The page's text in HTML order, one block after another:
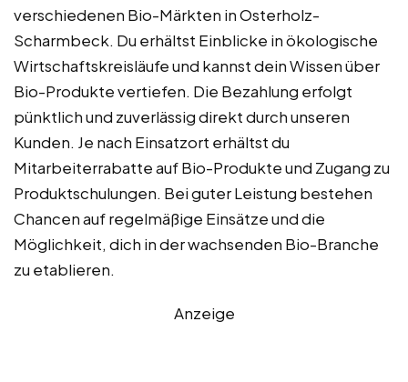
verschiedenen Bio-Märkten in Osterholz-
Scharmbeck. Du erhältst Einblicke in ökologische
Wirtschaftskreisläufe und kannst dein Wissen über
Bio-Produkte vertiefen. Die Bezahlung erfolgt
pünktlich und zuverlässig direkt durch unseren
Kunden. Je nach Einsatzort erhältst du
Mitarbeiterrabatte auf Bio-Produkte und Zugang zu
Produktschulungen. Bei guter Leistung bestehen
Chancen auf regelmäßige Einsätze und die
Möglichkeit, dich in der wachsenden Bio-Branche
zu etablieren.
Anzeige